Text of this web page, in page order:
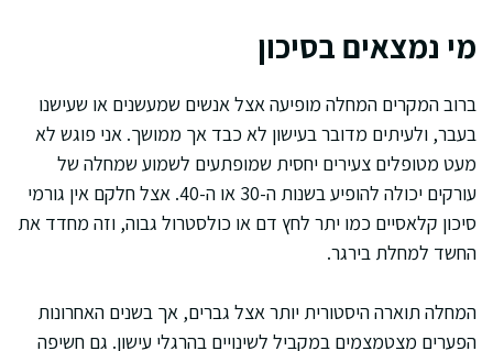
מי נמצאים בסיכון
ברוב המקרים המחלה מופיעה אצל אנשים שמעשנים או שעישנו
בעבר, ולעיתים מדובר בעישון לא כבד אך ממושך. אני פוגש לא
מעט מטופלים צעירים יחסית שמופתעים לשמוע שמחלה של
עורקים יכולה להופיע בשנות ה-30 או ה-40. אצל חלקם אין גורמי
סיכון קלאסיים כמו יתר לחץ דם או כולסטרול גבוה, וזה מחדד את
החשד למחלת בירגר.
המחלה תוארה היסטורית יותר אצל גברים, אך בשנים האחרונות
הפערים מצטמצמים במקביל לשינויים בהרגלי עישון. גם חשיפה